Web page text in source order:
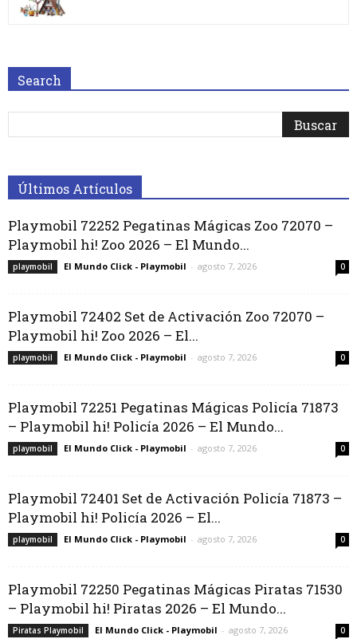
Search
Últimos Artículos
Playmobil 72252 Pegatinas Mágicas Zoo 72070 –
Playmobil hi! Zoo 2026 – El Mundo...
playmobil El Mundo Click - Playmobil - agosto 7, 2026 0
Playmobil 72402 Set de Activación Zoo 72070 –
Playmobil hi! Zoo 2026 – El...
playmobil El Mundo Click - Playmobil - agosto 7, 2026 0
Playmobil 72251 Pegatinas Mágicas Policía 71873
– Playmobil hi! Policía 2026 – El Mundo...
playmobil El Mundo Click - Playmobil - agosto 7, 2026 0
Playmobil 72401 Set de Activación Policía 71873 –
Playmobil hi! Policía 2026 – El...
playmobil El Mundo Click - Playmobil - agosto 7, 2026 0
Playmobil 72250 Pegatinas Mágicas Piratas 71530
– Playmobil hi! Piratas 2026 – El Mundo...
Piratas Playmobil El Mundo Click - Playmobil - agosto 7, 2026 0